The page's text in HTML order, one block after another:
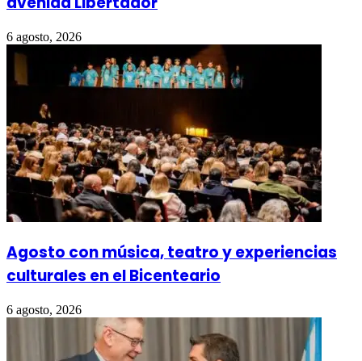
6 agosto, 2026
Agosto con música, teatro y experiencias
culturales en el Bicenteario
6 agosto, 2026